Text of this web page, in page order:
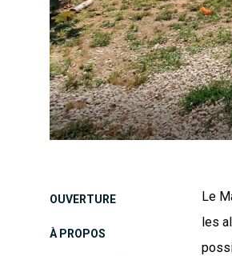
OUVERTURE
À PROPOS
Le
les